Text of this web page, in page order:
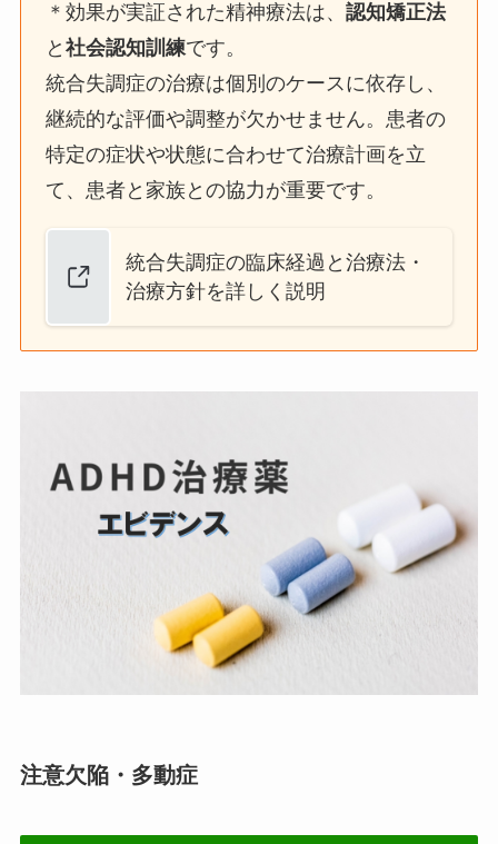
＊効果が実証された精神療法は、認知矯正法
と社会認知訓練です。
統合失調症の治療は個別のケースに依存し、
継続的な評価や調整が欠かせません。患者の
特定の症状や状態に合わせて治療計画を立
て、患者と家族との協力が重要です。
統合失調症の臨床経過と治療法・
治療方針を詳しく説明
注意欠陥・多動症